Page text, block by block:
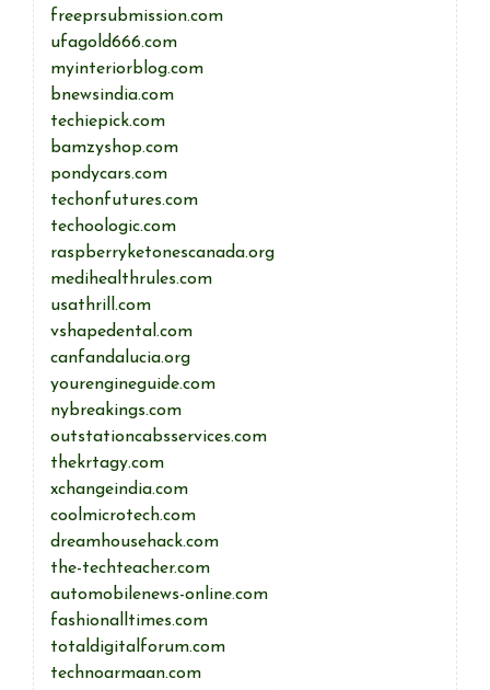
freeprsubmission.com
ufagold666.com
myinteriorblog.com
bnewsindia.com
techiepick.com
bamzyshop.com
pondycars.com
techonfutures.com
techoologic.com
raspberryketonescanada.org
medihealthrules.com
usathrill.com
vshapedental.com
canfandalucia.org
yourengineguide.com
nybreakings.com
outstationcabsservices.com
thekrtagy.com
xchangeindia.com
coolmicrotech.com
dreamhousehack.com
the-techteacher.com
automobilenews-online.com
fashionalltimes.com
totaldigitalforum.com
technoarmaan.com